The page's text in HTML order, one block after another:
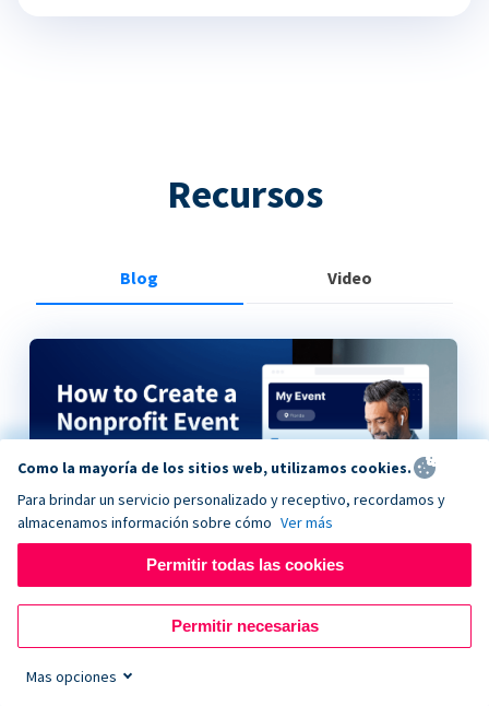
Recursos
Blog Video
How to Create a Nonprofit Event on Donorbox
Como la mayoría de los sitios web, utilizamos cookies.
Para brindar un servicio personalizado y receptivo, recordamos y
almacenamos información sobre cómo Ver más
Permitir todas las cookies
Permitir necesarias
Mas opciones